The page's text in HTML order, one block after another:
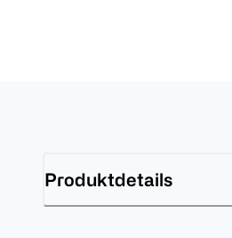
Produktdetails